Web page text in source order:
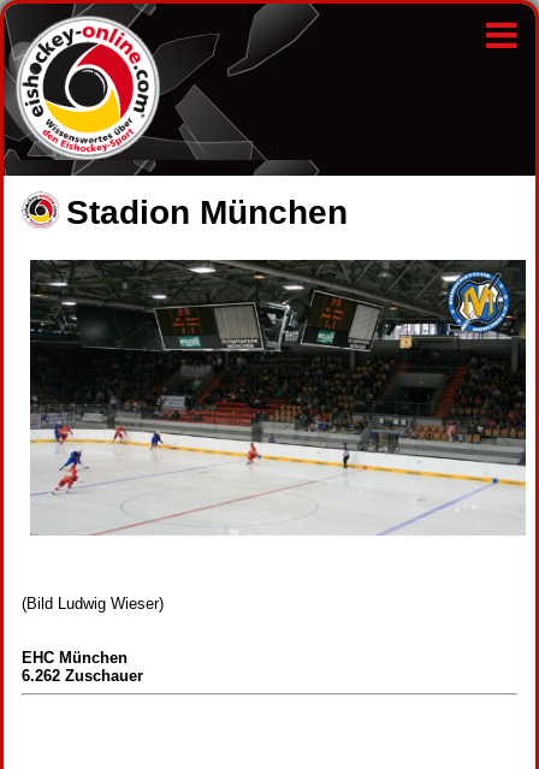
Stadion München
(Bild Ludwig Wieser)
EHC München
6.262 Zuschauer